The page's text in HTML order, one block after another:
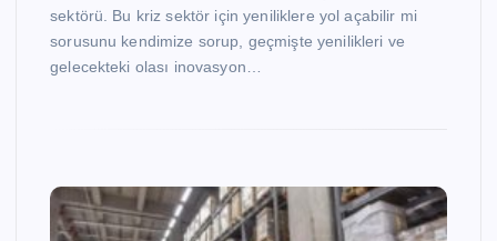
sektörü. Bu kriz sektör için yeniliklere yol açabilir mi
sorusunu kendimize sorup, geçmişte yenilikleri ve
gelecekteki olası inovasyon…